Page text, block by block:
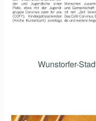
Wunstorfer-